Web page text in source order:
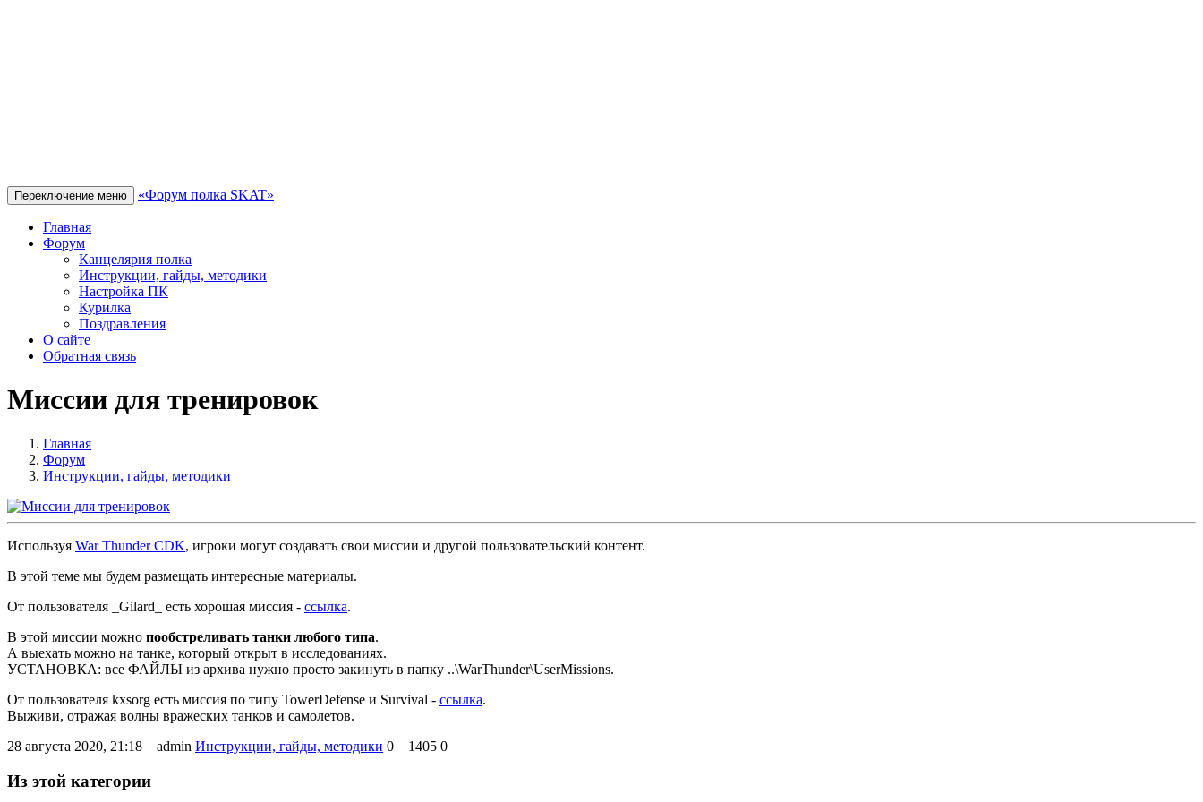
Переключение меню «Форум полка SKAT»
Главная
Форум
Канцелярия полка
Инструкции, гайды, методики
Настройка ПК
Курилка
Поздравления
О сайте
Обратная связь
Миссии для тренировок
Главная
Форум
Инструкции, гайды, методики
Используя War Thunder CDK, игроки могут создавать свои миссии и другой пользовательский контент.
В этой теме мы будем размещать интересные материалы.
От пользователя _Gilard_ есть хорошая миссия - ссылка.
В этой миссии можно пообстреливать танки любого типа.
А выехать можно на танке, который открыт в исследованиях.
УСТАНОВКА: все ФАЙЛЫ из архива нужно просто закинуть в папку ..\WarThunder\UserMissions.
От пользователя kxsorg есть миссия по типу TowerDefense и Survival - ссылка.
Выживи, отражая волны вражеских танков и самолетов.
28 августа 2020, 21:18 admin Инструкции, гайды, методики 0 1405 0
Из этой категории